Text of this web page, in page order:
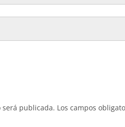
publicada. Los campos